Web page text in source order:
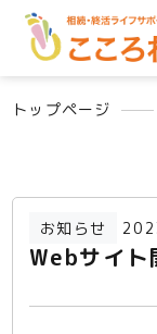
トップページ
お知らせ
Webサイト